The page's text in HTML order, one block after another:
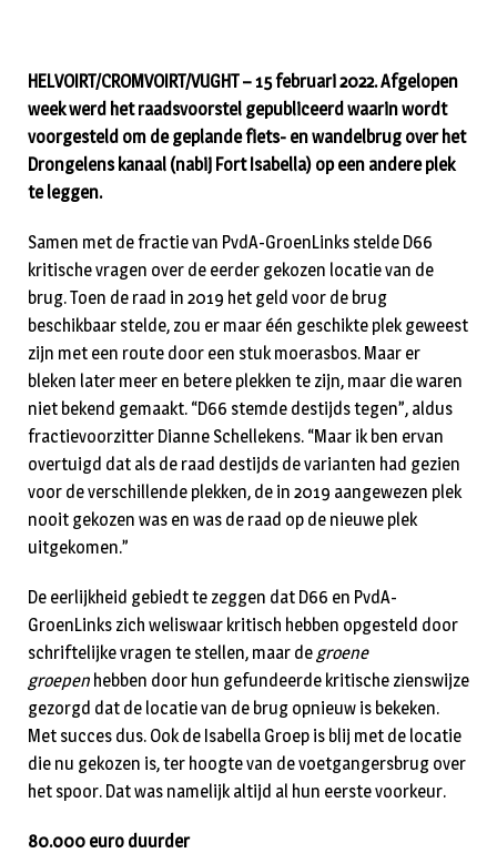
HELVOIRT/CROMVOIRT/VUGHT – 15 februari 2022. Afgelopen
week werd het raadsvoorstel gepubliceerd waarin wordt
voorgesteld om de geplande fiets- en wandelbrug over het
Drongelens kanaal (nabij Fort Isabella) op een andere plek
te leggen.
Samen met de fractie van PvdA-GroenLinks stelde D66
kritische vragen over de eerder gekozen locatie van de
brug. Toen de raad in 2019 het geld voor de brug
beschikbaar stelde, zou er maar één geschikte plek geweest
zijn met een route door een stuk moerasbos. Maar er
bleken later meer en betere plekken te zijn, maar die waren
niet bekend gemaakt. “D66 stemde destijds tegen”, aldus
fractievoorzitter Dianne Schellekens. “Maar ik ben ervan
overtuigd dat als de raad destijds de varianten had gezien
voor de verschillende plekken, de in 2019 aangewezen plek
nooit gekozen was en was de raad op de nieuwe plek
uitgekomen.”
De eerlijkheid gebiedt te zeggen dat D66 en PvdA-
GroenLinks zich weliswaar kritisch hebben opgesteld door
schriftelijke vragen te stellen, maar de groene
groepen hebben door hun gefundeerde kritische zienswijze
gezorgd dat de locatie van de brug opnieuw is bekeken.
Met succes dus. Ook de Isabella Groep is blij met de locatie
die nu gekozen is, ter hoogte van de voetgangersbrug over
het spoor. Dat was namelijk altijd al hun eerste voorkeur.
80.000 euro duurder